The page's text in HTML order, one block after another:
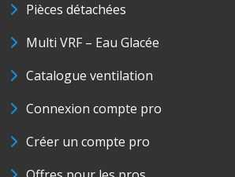
Pièces détachées
Multi VRF – Eau Glacée
Catalogue ventilation
Connexion compte pro
Créer un compte pro